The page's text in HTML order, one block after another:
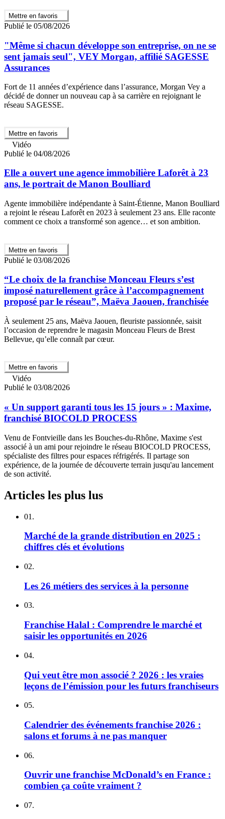
Mettre en favoris
Publié le 05/08/2026
"Même si chacun développe son entreprise, on ne se
sent jamais seul", VEY Morgan, affilié SAGESSE
Assurances
Fort de 11 années d’expérience dans l’assurance, Morgan Vey a
décidé de donner un nouveau cap à sa carrière en rejoignant le
réseau SAGESSE.
Mettre en favoris
Vidéo
Publié le 04/08/2026
Elle a ouvert une agence immobilière Laforêt à 23
ans, le portrait de Manon Boulliard
Agente immobilière indépendante à Saint-Étienne, Manon Boulliard
a rejoint le réseau Laforêt en 2023 à seulement 23 ans. Elle raconte
comment ce choix a transformé son agence… et son ambition.
Mettre en favoris
Publié le 03/08/2026
“Le choix de la franchise Monceau Fleurs s’est
imposé naturellement grâce à l’accompagnement
proposé par le réseau”, Maëva Jaouen, franchisée
À seulement 25 ans, Maëva Jaouen, fleuriste passionnée, saisit
l’occasion de reprendre le magasin Monceau Fleurs de Brest
Bellevue, qu’elle connaît par cœur.
Mettre en favoris
Vidéo
Publié le 03/08/2026
« Un support garanti tous les 15 jours » : Maxime,
franchisé BIOCOLD PROCESS
Venu de Fontvieille dans les Bouches-du-Rhône, Maxime s'est
associé à un ami pour rejoindre le réseau BIOCOLD PROCESS,
spécialiste des filtres pour espaces réfrigérés. Il partage son
expérience, de la journée de découverte terrain jusqu'au lancement
de son activité.
Articles les plus lus
01.
Marché de la grande distribution en 2025 :
chiffres clés et évolutions
02.
Les 26 métiers des services à la personne
03.
Franchise Halal : Comprendre le marché et
saisir les opportunités en 2026
04.
Qui veut être mon associé ? 2026 : les vraies
leçons de l’émission pour les futurs franchiseurs
05.
Calendrier des événements franchise 2026 :
salons et forums à ne pas manquer
06.
Ouvrir une franchise McDonald’s en France :
combien ça coûte vraiment ?
07.